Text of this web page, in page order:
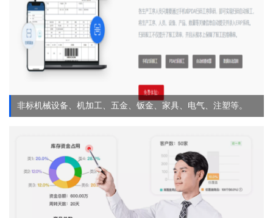
非标机械设备、机加工、五金、钣金、家具、电气、注塑等。